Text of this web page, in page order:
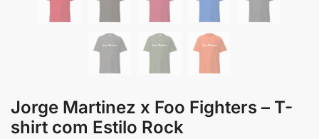
Jorge Martinez x Foo Fighters – T-
shirt com Estilo Rock